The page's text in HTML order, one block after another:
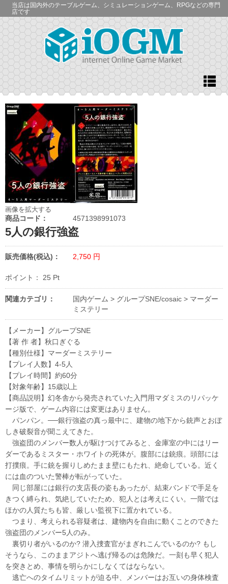
当店は国内外のテーブルゲーム、シミュレーションゲーム、RPGなどの専門
店です
画像を拡大する
商品コード： 4571398991073
5人の銀行強盗
販売価格(税込)： 2,750 円
ポイント： 25 Pt
関連カテゴリ： 国内ゲーム > グループSNE/cosaic > マーダー
ミステリー
【メーカー】グループSNE
【著 作 者】秋口ぎぐる
【種別仕様】マーダーミステリー
【プレイ人数】4-5人
【プレイ時間】約60分
【対象年齢】15歳以上
【商品説明】幻冬舎から発売されていた入門用マダミスのリパッケ
ージ版で、ゲーム内容には変更はありません。
パンパン。──銀行強盗の真っ最中に、建物の地下から銃声とおぼ
しき破裂音が聞こえてきた。
強盗団のメンバー数人が駆けつけてみると、金庫室の中にはリー
ダーであるミスター・ホワイトの死体が。腹部には銃痕。頭部には
打撲痕。手に銃を握りしめたまま壁にもたれ、絶命している。近く
には血のついた警棒が転がっていた。
同じ部屋には銀行の支店長の姿もあったが、結束バンドで手足を
きつく縛られ、気絶していたため、犯人とは考えにくい。一階では
ほかの人質たちも皆、厳しい監視下に置かれている。
つまり、考えられる容疑者は、建物内を自由に動くことのできた
強盗団のメンバー5人のみ。
裏切り者がいるのか? 潜入捜査官がまぎれこんでいるのか? もし
そうなら、このままアジトへ逃げ帰るのは危険だ。一刻も早く犯人
を突きとめ、事情を明らかにしなくてはならない。
逃亡へのタイムリミットが迫る中、メンバーはお互いの身体検査